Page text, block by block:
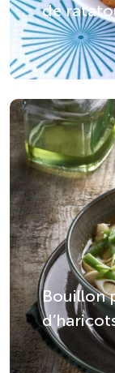
dans une salade
apportant une
goût délicat, ou
à des plats
Découvrez
comme les
d’aucy, pour des
fibreset en
peuvent être
paysanne,
saison et des
pouvez aussi
traditionnelles
Berry aux
plat réconfortant
Les produits
Cocotine
repas adaptés,
de
Bouillon